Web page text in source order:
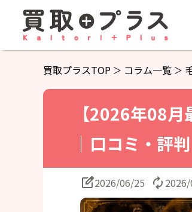
買取プラスTOP コラム一覧
【2026年08
｜口コミ・評判
2026/06/25